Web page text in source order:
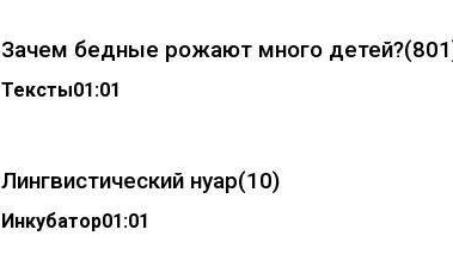
Зачем бедные рожают много детей?
Тексты01:01
Лингвистический нуар(10)
Инкубатор01:01